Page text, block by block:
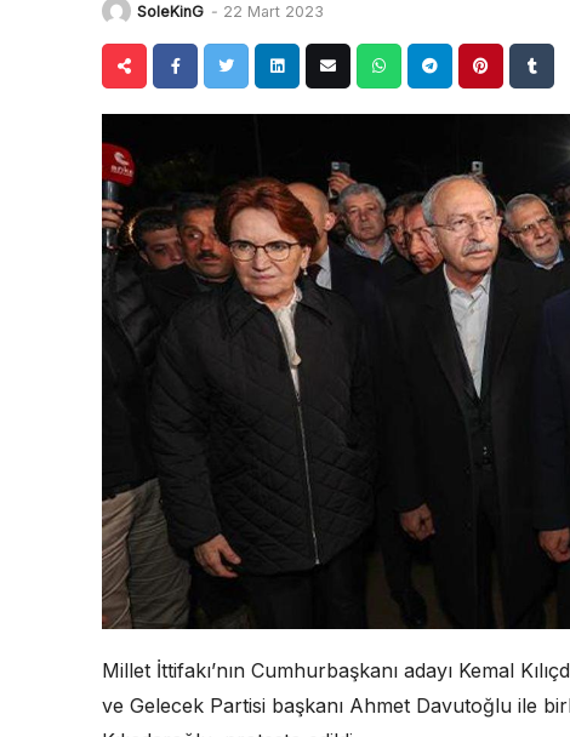
SoleKinG - 22 Mart 2023
Millet İttifakı’nın Cumhurbaşkanı adayı Kemal
ve Gelecek Partisi başkanı Ahmet Davutoğlu ile